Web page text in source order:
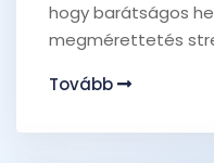
hogy barátságos
megmérettetés
Tovább